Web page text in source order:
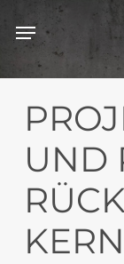
Skip
to
main
Menu
UND
Menu